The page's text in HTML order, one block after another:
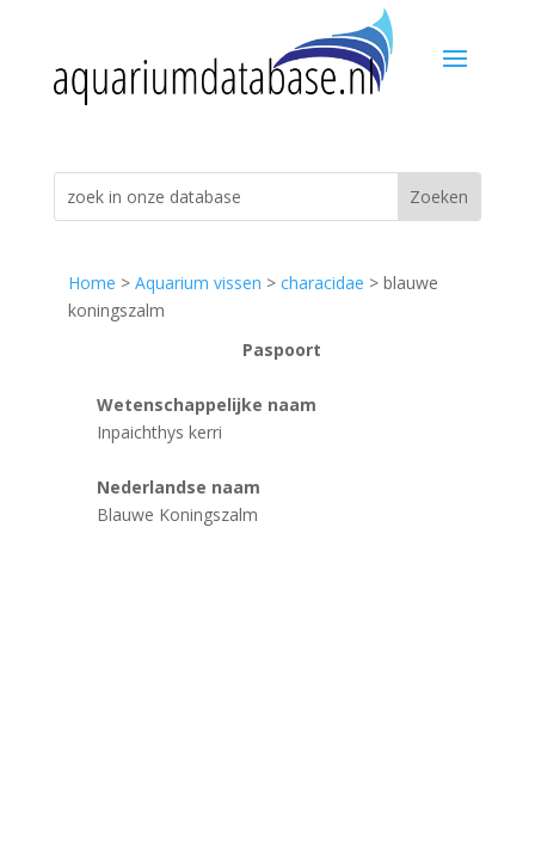
Home > Aquarium vissen > characidae > blauwe
koningszalm
Paspoort
Wetenschappelijke naam
Inpaichthys kerri
Nederlandse naam
Blauwe Koningszalm